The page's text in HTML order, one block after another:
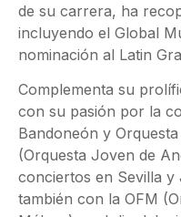
de su carrera, ha
incluyendo el Global
nominación al Latin
Complementa su
con su pasión por la
Bandoneón y
(Orquesta Joven de
conciertos en Sevilla
también con la OFM